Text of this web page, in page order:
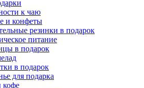
к чаю
и конфеты
резинки в подарок
питание
в подарок
в подарок
для подарка
кофе